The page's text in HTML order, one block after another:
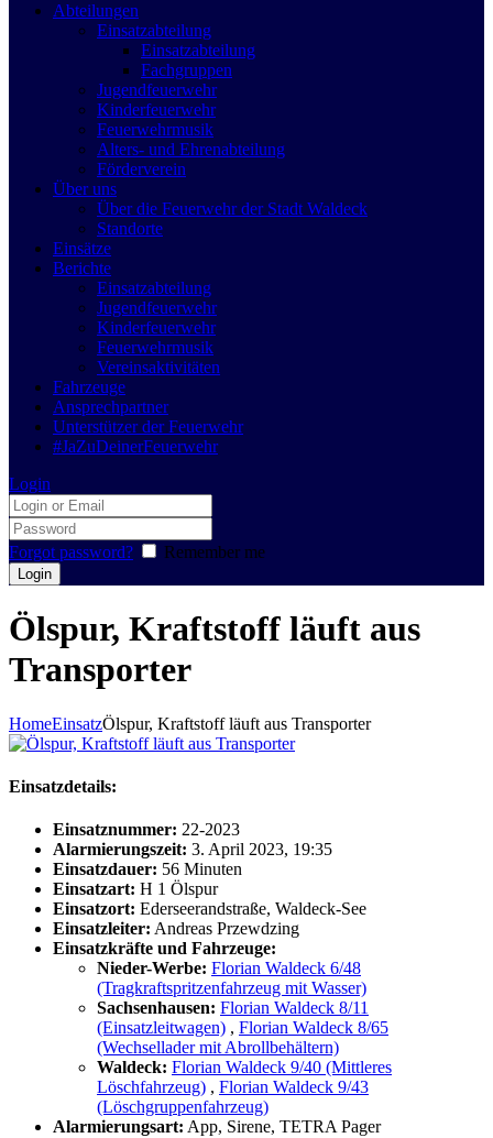
Abteilungen
Einsatzabteilung
Einsatzabteilung
Fachgruppen
Jugendfeuerwehr
Kinderfeuerwehr
Feuerwehrmusik
Alters- und Ehrenabteilung
Förderverein
Über uns
Über die Feuerwehr der Stadt Waldeck
Standorte
Einsätze
Berichte
Einsatzabteilung
Jugendfeuerwehr
Kinderfeuerwehr
Feuerwehrmusik
Vereinsaktivitäten
Fahrzeuge
Ansprechpartner
Unterstützer der Feuerwehr
#JaZuDeinerFeuerwehr
Login
Forgot password? Remember me
Ölspur, Kraftstoff läuft aus
Transporter
HomeEinsatzÖlspur, Kraftstoff läuft aus Transporter
Einsatzdetails:
Einsatznummer: 22-2023
Alarmierungszeit: 3. April 2023, 19:35
Einsatzdauer: 56 Minuten
Einsatzart: H 1 Ölspur
Einsatzort: Ederseerandstraße, Waldeck-See
Einsatzleiter: Andreas Przewdzing
Einsatzkräfte und Fahrzeuge:
Nieder-Werbe: Florian Waldeck 6/48
(Tragkraftspritzenfahrzeug mit Wasser)
Sachsenhausen: Florian Waldeck 8/11
(Einsatzleitwagen) , Florian Waldeck 8/65
(Wechsellader mit Abrollbehältern)
Waldeck: Florian Waldeck 9/40 (Mittleres
Löschfahrzeug) , Florian Waldeck 9/43
(Löschgruppenfahrzeug)
Alarmierungsart: App, Sirene, TETRA Pager